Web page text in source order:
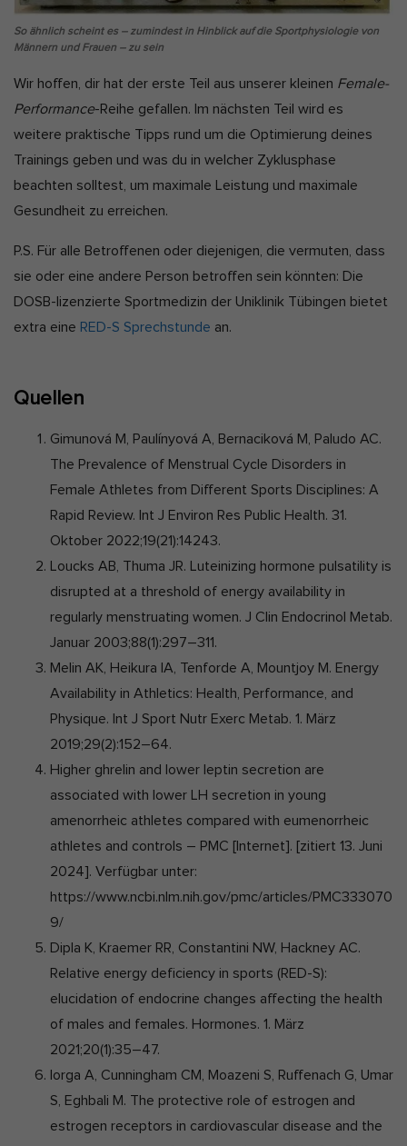
So ähnlich scheint es – zumindest in Hinblick auf die Sportphysiologie von
Männern und Frauen – zu sein
Wir hoffen, dir hat der erste Teil aus unserer kleinen Female-
Performance-Reihe gefallen. Im nächsten Teil wird es
weitere praktische Tipps rund um die Optimierung deines
Trainings geben und was du in welcher Zyklusphase
beachten solltest, um maximale Leistung und maximale
Gesundheit zu erreichen.
P.S. Für alle Betroffenen oder diejenigen, die vermuten, dass
sie oder eine andere Person betroffen sein könnten: Die
DOSB-lizenzierte Sportmedizin der Uniklinik Tübingen bietet
extra eine RED-S Sprechstunde an.
Quellen
Gimunová M, Paulínyová A, Bernaciková M, Paludo AC.
The Prevalence of Menstrual Cycle Disorders in
Female Athletes from Different Sports Disciplines: A
Rapid Review. Int J Environ Res Public Health. 31.
Oktober 2022;19(21):14243.
Loucks AB, Thuma JR. Luteinizing hormone pulsatility is
disrupted at a threshold of energy availability in
regularly menstruating women. J Clin Endocrinol Metab.
Januar 2003;88(1):297–311.
Melin AK, Heikura IA, Tenforde A, Mountjoy M. Energy
Availability in Athletics: Health, Performance, and
Physique. Int J Sport Nutr Exerc Metab. 1. März
2019;29(2):152–64.
Higher ghrelin and lower leptin secretion are
associated with lower LH secretion in young
amenorrheic athletes compared with eumenorrheic
athletes and controls – PMC [Internet]. [zitiert 13. Juni
2024]. Verfügbar unter:
https://www.ncbi.nlm.nih.gov/pmc/articles/PMC333070
9/
Dipla K, Kraemer RR, Constantini NW, Hackney AC.
Relative energy deficiency in sports (RED-S):
elucidation of endocrine changes affecting the health
of males and females. Hormones. 1. März
2021;20(1):35–47.
Iorga A, Cunningham CM, Moazeni S, Ruffenach G, Umar
S, Eghbali M. The protective role of estrogen and
estrogen receptors in cardiovascular disease and the